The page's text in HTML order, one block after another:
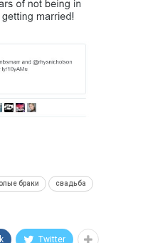
браки свадьба
Twitter